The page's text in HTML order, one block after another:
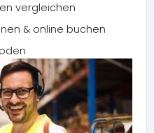
vergleichen
& online buchen